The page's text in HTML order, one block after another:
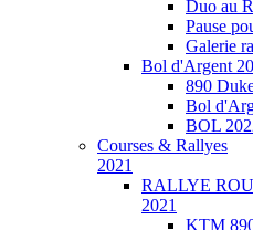
Duo au
Pause
Galerie
Bol d'Argent
890
Bol
BOL
Courses & Rallyes
2021
RALLYE
2021
KTM